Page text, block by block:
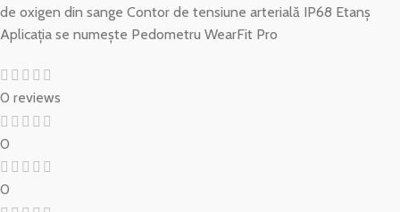
de oxigen din sange Contor de tensiune arterială IP68 Etanș
Aplicația se numește Pedometru WearFit Pro
0 reviews
0
0